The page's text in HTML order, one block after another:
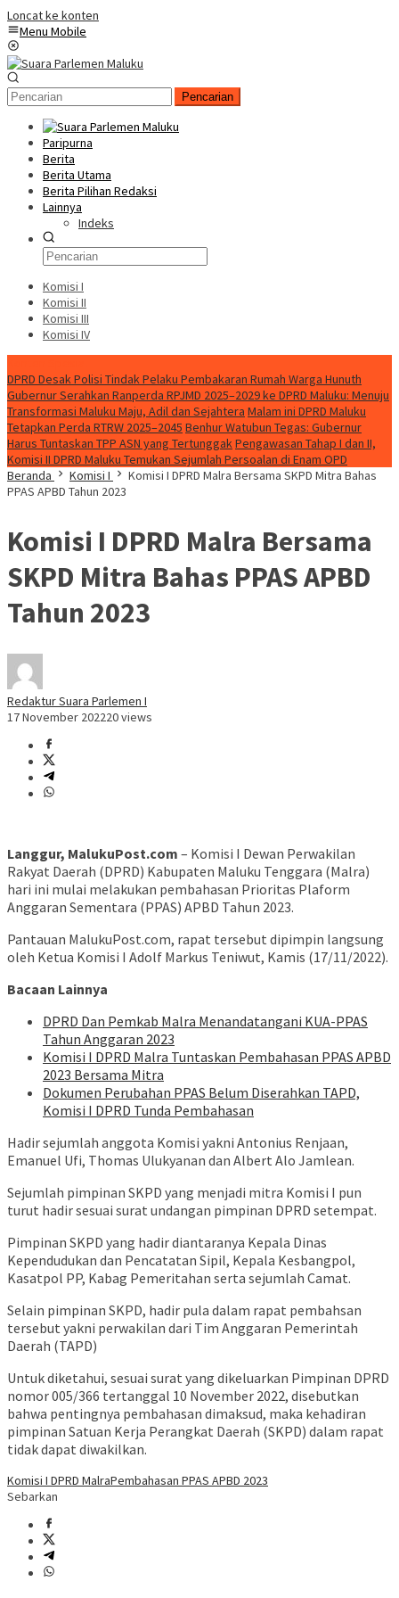
Loncat ke konten
Menu Mobile
Pencarian
Paripurna
Berita
Berita Utama
Berita Pilihan Redaksi
Lainnya
Indeks
Komisi I
Komisi II
Komisi III
Komisi IV
DPRD Desak Polisi Tindak Pelaku Pembakaran Rumah Warga Hunuth
Gubernur Serahkan Ranperda RPJMD 2025–2029 ke DPRD Maluku: Menuju
Transformasi Maluku Maju, Adil dan Sejahtera Malam ini DPRD Maluku
Tetapkan Perda RTRW 2025–2045 Benhur Watubun Tegas: Gubernur
Harus Tuntaskan TPP ASN yang TertunggakPengawasan Tahap I dan II,
Komisi II DPRD Maluku Temukan Sejumlah Persoalan di Enam OPD
Beranda
Komisi I
Komisi I DPRD Malra Bersama SKPD Mitra Bahas
PPAS APBD Tahun 2023
Komisi I DPRD Malra Bersama
SKPD Mitra Bahas PPAS APBD
Tahun 2023
Redaktur Suara Parlemen I
17 November 202220 views
Langgur, MalukuPost.com – Komisi I Dewan Perwakilan
Rakyat Daerah (DPRD) Kabupaten Maluku Tenggara (Malra)
hari ini mulai melakukan pembahasan Prioritas Plaform
Anggaran Sementara (PPAS) APBD Tahun 2023.
Pantauan MalukuPost.com, rapat tersebut dipimpin langsung
oleh Ketua Komisi I Adolf Markus Teniwut, Kamis (17/11/2022).
Bacaan Lainnya
DPRD Dan Pemkab Malra Menandatangani KUA-PPAS
Tahun Anggaran 2023
Komisi I DPRD Malra Tuntaskan Pembahasan PPAS APBD
2023 Bersama Mitra
Dokumen Perubahan PPAS Belum Diserahkan TAPD,
Komisi I DPRD Tunda Pembahasan
Hadir sejumlah anggota Komisi yakni Antonius Renjaan,
Emanuel Ufi, Thomas Ulukyanan dan Albert Alo Jamlean.
Sejumlah pimpinan SKPD yang menjadi mitra Komisi I pun
turut hadir sesuai surat undangan pimpinan DPRD setempat.
Pimpinan SKPD yang hadir diantaranya Kepala Dinas
Kependudukan dan Pencatatan Sipil, Kepala Kesbangpol,
Kasatpol PP, Kabag Pemeritahan serta sejumlah Camat.
Selain pimpinan SKPD, hadir pula dalam rapat pembahsan
tersebut yakni perwakilan dari Tim Anggaran Pemerintah
Daerah (TAPD)
Untuk diketahui, sesuai surat yang dikeluarkan Pimpinan DPRD
nomor 005/366 tertanggal 10 November 2022, disebutkan
bahwa pentingnya pembahasan dimaksud, maka kehadiran
pimpinan Satuan Kerja Perangkat Daerah (SKPD) dalam rapat
tidak dapat diwakilkan.
Komisi I DPRD MalraPembahasan PPAS APBD 2023
Sebarkan